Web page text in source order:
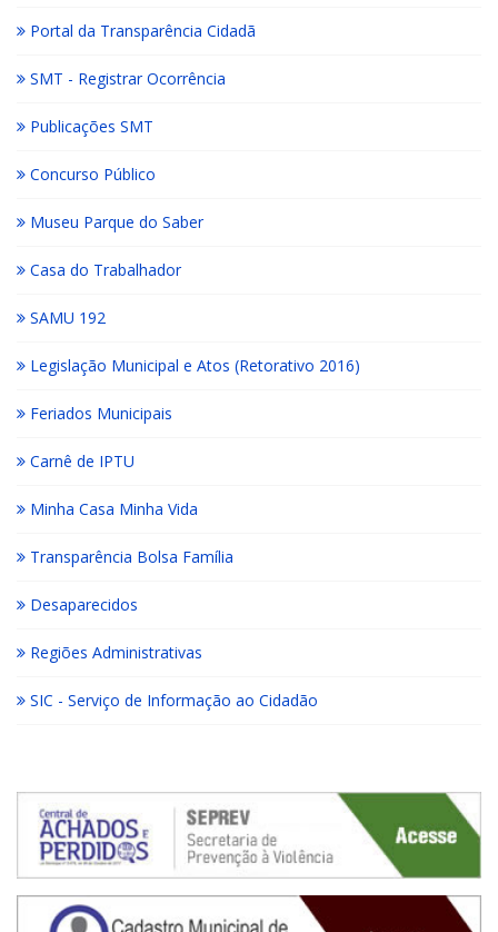
Portal da Transparência Cidadã
SMT - Registrar Ocorrência
Publicações SMT
Concurso Público
Museu Parque do Saber
Casa do Trabalhador
SAMU 192
Legislação Municipal e Atos (Retorativo 2016)
Feriados Municipais
Carnê de IPTU
Minha Casa Minha Vida
Transparência Bolsa Família
Desaparecidos
Regiões Administrativas
SIC - Serviço de Informação ao Cidadão